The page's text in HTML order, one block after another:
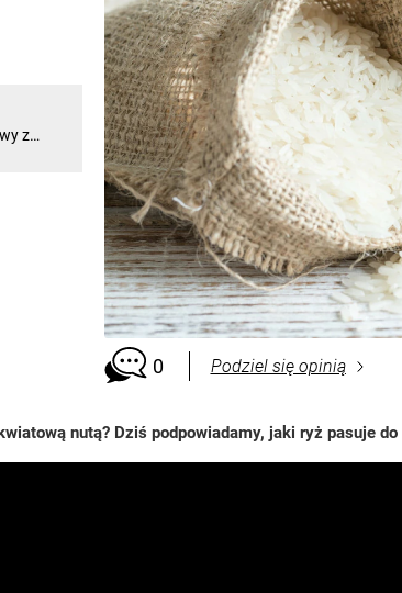
z
0 Podziel się opinią
nutą? Dziś podpowiadamy, jaki ryż pasuje do